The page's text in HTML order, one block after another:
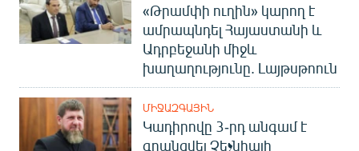
«Թրամփի ուղին» կարող է
ամրապնդել Հայաստանի և
Ադրբեջանի միջև
խաղաղությունը. Լայթսթոուն
ՄԻՋԱԶԳԱՅԻՆ
Կադիրովը 3-րդ անգամ է
գրանցվել Չեչնիայի